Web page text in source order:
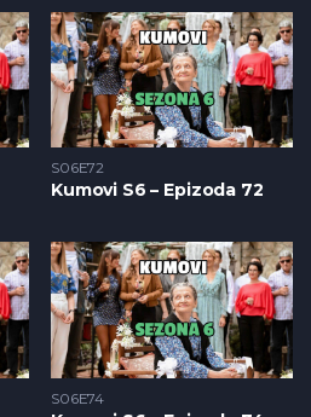
S06E72
Kumovi S6 – Epizoda 72
S06E74